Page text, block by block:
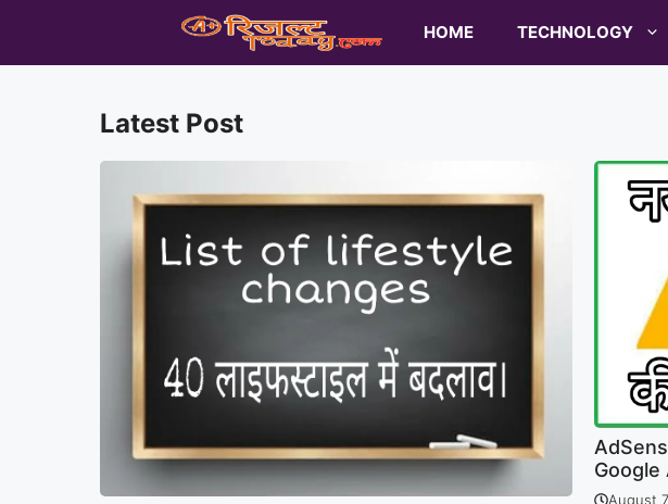
content
HOME TECHNOLOGY
Latest Post
Google
August